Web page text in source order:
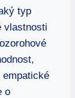
typ
vlastnosti
o